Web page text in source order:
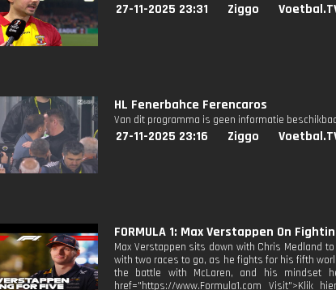
27-11-2025 23:31 Ziggo
HL Fenerbahce Ferencaros
Van dit programma is geen informatie
27-11-2025 23:16 Ziggo
FORMULA 1: Max Verstappen On
Max Verstappen sits down with Chris Medland
with two races to go, as he fights for his fifth
the battle with McLaren, and his mindset
href="https://www.Formula1.com Visit">Klik